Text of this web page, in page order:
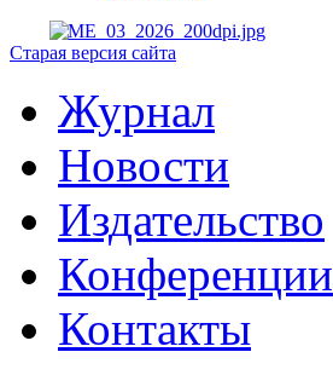
Старая версия сайта
Журнал
Новости
Издательство
Конференции
Контакты